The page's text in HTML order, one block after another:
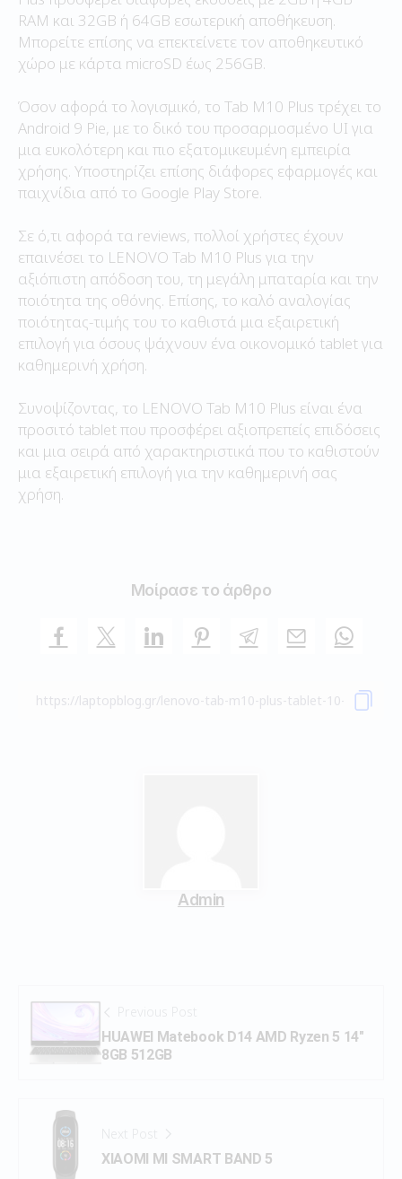
RAM και 32GB ή 64GB εσωτερική αποθήκευση.
Μπορείτε επίσης να επεκτείνετε τον αποθηκευτικό
χώρο με κάρτα microSD έως 256GB.
Όσον αφορά το λογισμικό, το Tab M10 Plus τρέχει το
Android 9 Pie, με το δικό του προσαρμοσμένο UI για
μια ευκολότερη και πιο εξατομικευμένη εμπειρία
χρήσης. Υποστηρίζει επίσης διάφορες εφαρμογές και
παιχνίδια από το Google Play Store.
Σε ό,τι αφορά τα reviews, πολλοί χρήστες έχουν
επαινέσει το LENOVO Tab M10 Plus για την
αξιόπιστη απόδοση του, τη μεγάλη μπαταρία και την
ποιότητα της οθόνης. Επίσης, το καλό αναλογίας
ποιότητας-τιμής του το καθιστά μια εξαιρετική
επιλογή για όσους ψάχνουν ένα οικονομικό tablet για
καθημερινή χρήση.
Συνοψίζοντας, το LENOVO Tab M10 Plus είναι ένα
προσιτό tablet που προσφέρει αξιοπρεπείς επιδόσεις
και μια σειρά από χαρακτηριστικά που το καθιστούν
μια εξαιρετική επιλογή για την καθημερινή σας
χρήση.
Μοίρασε το άρθρο
Admin
Previous Post
HUAWEI Matebook D14 AMD Ryzen 5 14″
8GB 512GB
Next Post
XIAOMI MI SMART BAND 5